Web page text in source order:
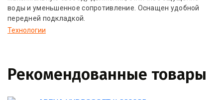
воды и уменьшенное сопротивление. Оснащен удобной
передней подкладкой.
Технологии
Рекомендованные товары